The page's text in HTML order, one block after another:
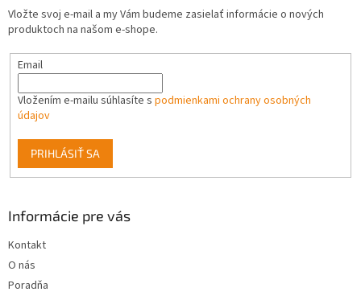
Vložte svoj e-mail a my Vám budeme zasielať informácie o nových
produktoch na našom e-shope.
Email
Vložením e-mailu súhlasíte s podmienkami ochrany osobných
údajov
PRIHLÁSIŤ SA
Informácie pre vás
Kontakt
O nás
Poradňa